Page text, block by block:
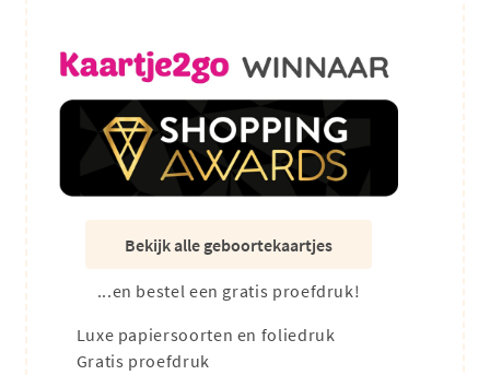
Bekijk alle geboortekaartjes
...en bestel een gratis proefdruk!
Luxe papiersoorten en foliedruk
Gratis proefdruk